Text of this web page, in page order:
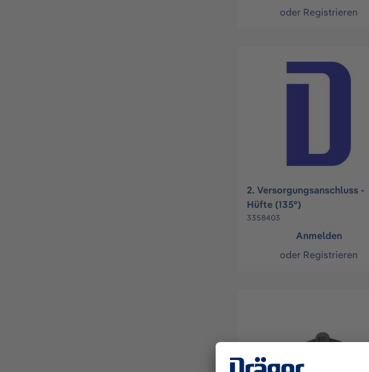
oder Registrieren
2. Versorgungsanschluss -
Hüfte (135°)
3358403
Anmelden
oder Registrieren